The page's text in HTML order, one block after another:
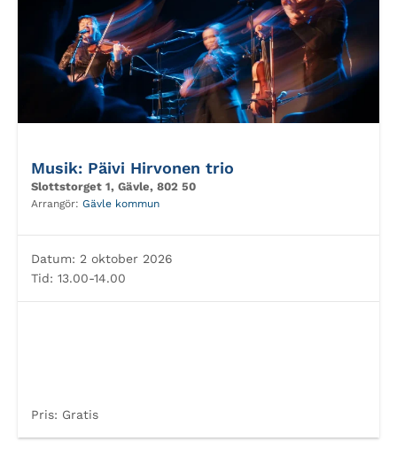
Musik: Päivi Hirvonen trio
Slottstorget 1, Gävle, 802 50
Arrangör: Gävle kommun
Datum: 2 oktober 2026
Tid: 13.00-14.00
Pris: Gratis